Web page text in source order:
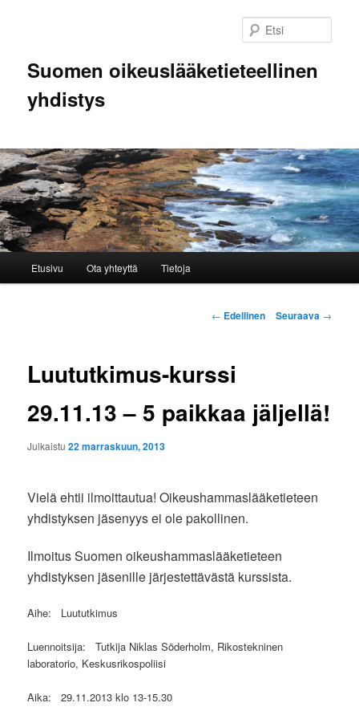
Suomen oikeuslääketieteellinen
yhdistys
Etusivu Ota yhteyttä Tietoja
Artikkelien
← Edellinen Seuraava →
Luututkimus-kurssi
29.11.13 – 5 paikkaa jäljellä!
Julkaistu22 marraskuun, 2013
Vielä ehtii ilmoittautua! Oikeushammaslääketieteen
yhdistyksen jäsenyys ei ole pakollinen.
Ilmoitus Suomen oikeushammaslääketieteen
yhdistyksen jäsenille järjestettävästä kurssista.
Aihe: Luututkimus
Luennoitsija:
Tutkija Niklas Söderholm, Rikostekninen
laboratorio, Keskusrikospoliisi
Aika: 29.11.2013 klo 13-15.30